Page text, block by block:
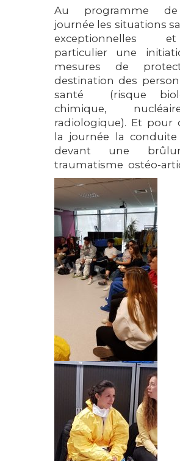
Au programme
journée les situations
exceptionnelles
particulier une
mesures de
destination des
santé (risque
chimique,
radiologique). Et pour
la journée la
devant une
traumatisme ostéo-